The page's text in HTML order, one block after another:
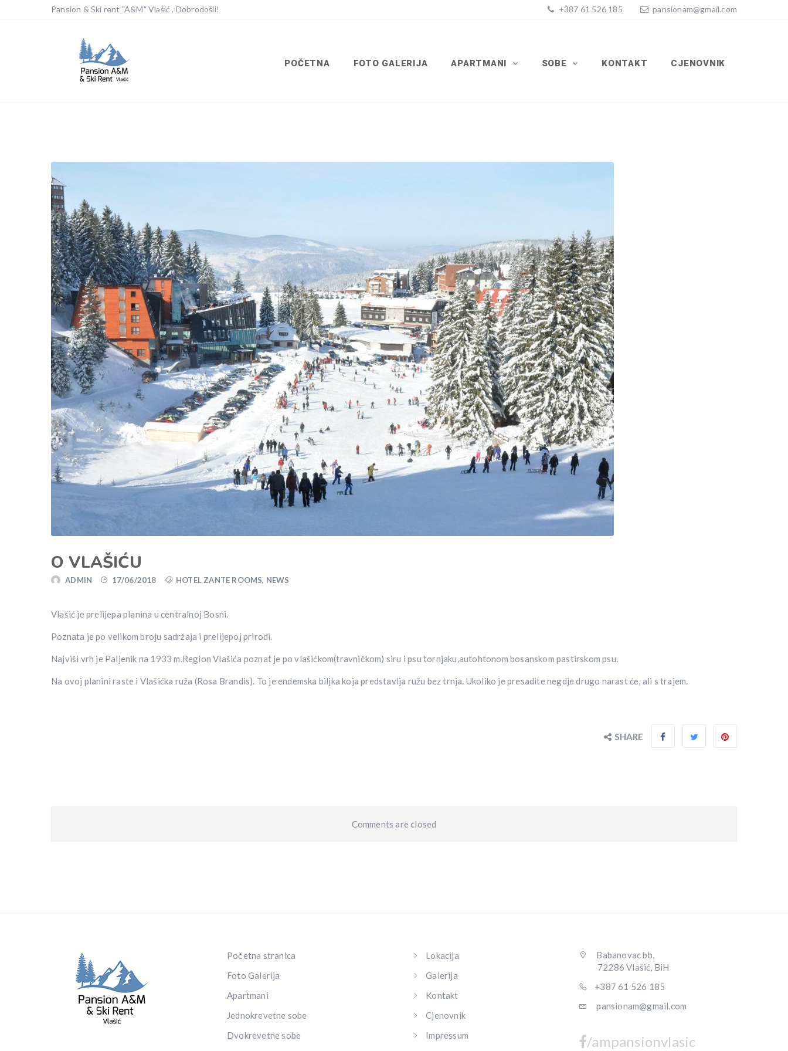
Pansion & Ski rent "A&M" Vlašić , Dobrodošli! +387 61 526 185 pansionam@gmail.com
POČETNA FOTO GALERIJA APARTMANI SOBE KONTAKT CJENOVNIK
O VLAŠIĆU
ADMIN 17/06/2018 HOTEL ZANTE ROOMS, NEWS
Vlašić je prelijepa planina u centralnoj Bosni.
Poznata je po velikom broju sadržaja i prelijepoj prirodi.
Najviši vrh je Paljenik na 1933 m.Region Vlašića poznat je po vlašićkom(travničkom) siru i psu tornjaku,autohtonom bosanskom pastirskom psu.
Na ovoj planini raste i Vlašićka ruža (Rosa Brandis). To je endemska biljka koja predstavlja ružu bez trnja. Ukoliko je presadite negdje drugo narast će, ali s trajem.
SHARE
Comments are closed
Početna stranica
Foto Galerija
Apartmani
Jednokrevetne sobe
Dvokrevetne sobe
Lokacija
Galerija
Kontakt
Cjenovnik
Impressum
Babanovac bb,
72286 Vlašić, BiH
+387 61 526 185
pansionam@gmail.com
/ampansionvlasic